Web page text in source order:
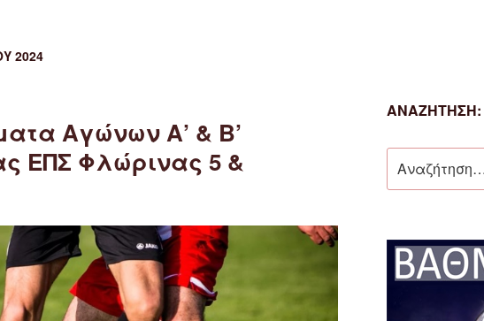
2024
Αγώνων Α’ & Β’
ΕΠΣ Φλώρινας 5 &
ΑΝΑΖΉΤΗΣΗ:
για: